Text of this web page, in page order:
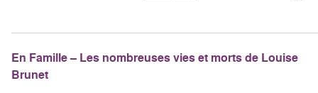
En Famille – Les nombreuses vies et morts de Louise
Brunet